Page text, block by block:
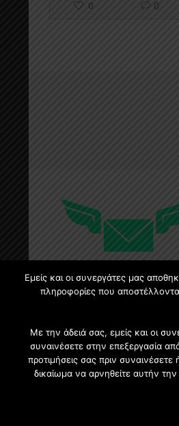
0 0
Εμείς και οι συνεργάτες μας
πληροφορίες που
Με την άδειά σας, εμείς και οι
συναινέσετε στην επεξεργασία
προτιμήσεις σας πριν
δικαίωμα να αρνηθείτε αυτήν